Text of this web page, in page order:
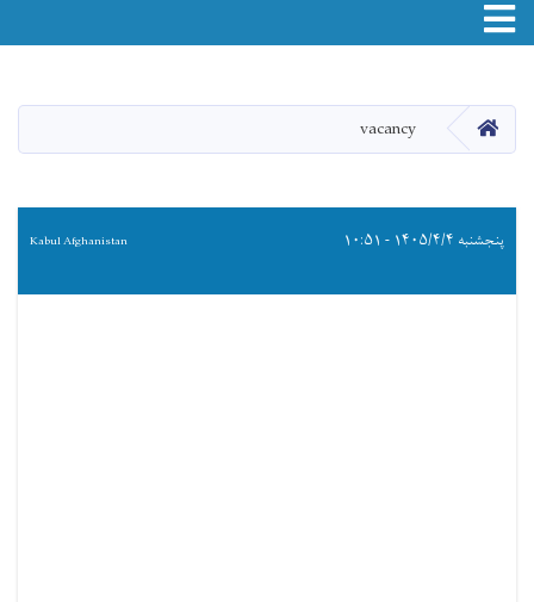
content
Toggle navigation
صفحه اصلیvacancy
پنجشنبه ۱۴۰۵/۴/۴ - ۱۰:۵۱ Kabul Afghanistan